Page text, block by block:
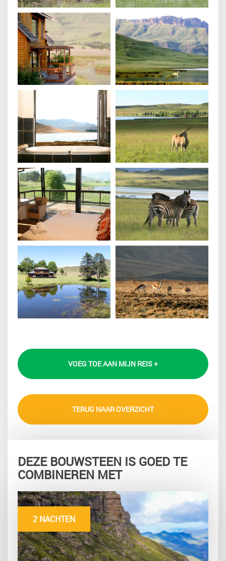
VOEG TOE AAN MIJN REIS +
TERUG NAAR OVERZICHT
DEZE BOUWSTEEN IS GOED TE
COMBINEREN MET
2 NACHTEN